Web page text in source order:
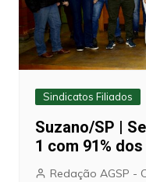
Sindicatos Filiados
Suzano/SP |
1 com 91%
Redação AGSP -